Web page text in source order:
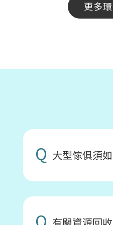
更多
Q 大型傢俱須
Q